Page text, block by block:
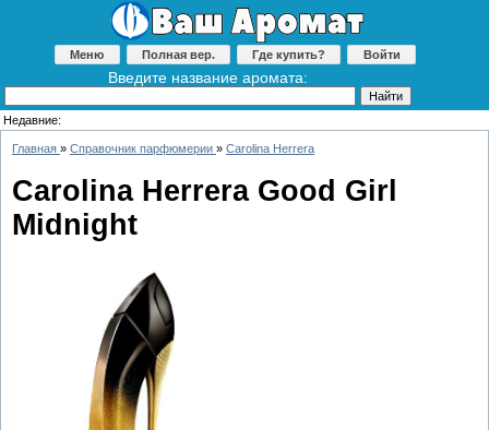
Меню Полная вер. Где купить? Войти
Введите название аромата:
Недавние:
Главная » Справочник парфюмерии » Carolina Herrera
Carolina Herrera Good Girl
Midnight